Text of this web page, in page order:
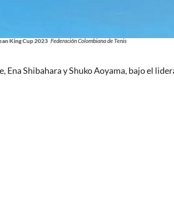
King Cup 2023 Federación Colombiana de Tenis
Shibahara y Shuko Aoyama, bajo el